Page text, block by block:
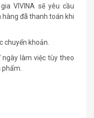
VIVINA sẽ yêu cầu
đã thanh toán khi
chuyển khoản.
làm việc tùy theo